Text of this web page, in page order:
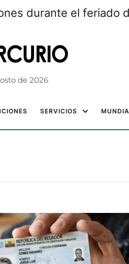
durante el feriado
de 2026
SERVICIOS